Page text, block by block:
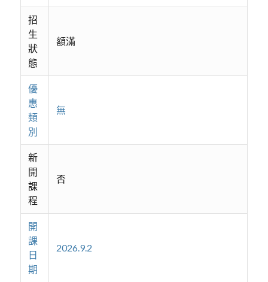
招
生
狀
態
額滿
優
惠
類
別
無
新
開
課
程
否
開
課
日
期
2026.9.2